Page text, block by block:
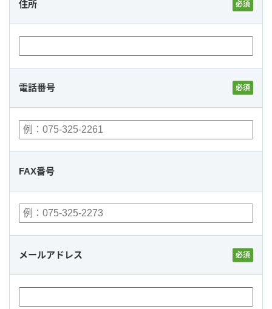
住所
電話番号
FAX番号
メールアドレス